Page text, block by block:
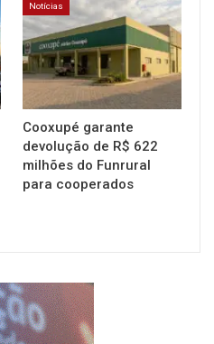
Notícias
Cooxupé garante
devolução de R$ 622
milhões do Funrural
para cooperados